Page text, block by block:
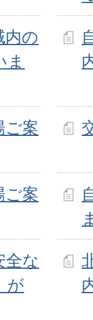
内の
ま
ご案
ご案
全な
が